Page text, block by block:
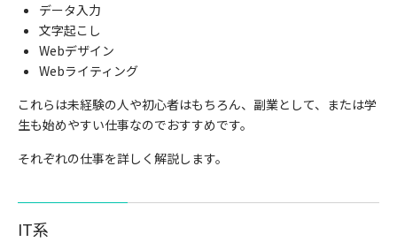
データ入力
文字起こし
Webデザイン
Webライティング
これらは未経験の人や初心者はもちろん、副業として、または学
生も始めやすい仕事なのでおすすめです。
それぞれの仕事を詳しく解説します。
IT系